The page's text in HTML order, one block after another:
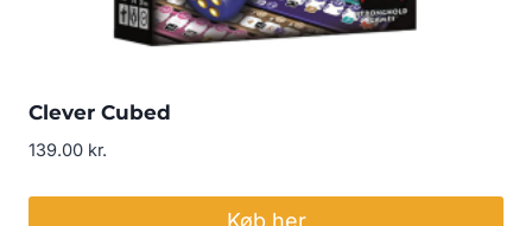
Clever Cubed
139.00 kr.
Køb her